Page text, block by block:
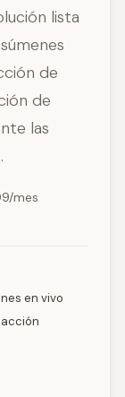
lista
de
de
las
mes
en vivo